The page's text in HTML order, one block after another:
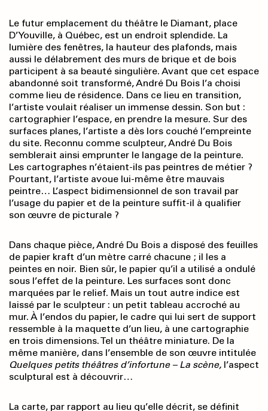
Le futur emplacement du théâtre le Diamant, place
D’Youville, à Québec, est un endroit splendide. La
lumière des fenêtres, la hauteur des plafonds, mais
aussi le délabrement des murs de brique et de bois
participent à sa beauté singulière. Avant que cet espace
abandonné soit transformé, André Du Bois l’a choisi
comme lieu de résidence. Dans ce lieu en transition,
l’artiste voulait réaliser un immense dessin. Son but :
cartographier l’espace, en prendre la mesure. Sur des
surfaces planes, l’artiste a dès lors couché l’empreinte
du site. Reconnu comme sculpteur, André Du Bois
semblerait ainsi emprunter le langage de la peinture.
Les cartographes n’étaient-ils pas peintres de métier ?
Pourtant, l’artiste avoue lui-même être mauvais
peintre… L’aspect bidimensionnel de son travail par
l’usage du papier et de la peinture suffit-il à qualifier
son œuvre de picturale ?
Dans chaque pièce, André Du Bois a disposé des feuilles
de papier kraft d’un mètre carré chacune ; il les a
peintes en noir. Bien sûr, le papier qu’il a utilisé a ondulé
sous l’effet de la peinture. Les surfaces sont donc
marquées par le relief. Mais un tout autre indice est
laissé par le sculpteur : un petit tableau accroché au
mur. À l’endos du papier, le cadre qui lui sert de support
ressemble à la maquette d’un lieu, à une cartographie
en trois dimensions. Tel un théâtre miniature. De la
même manière, dans l’ensemble de son œuvre intitulée
Quelques petits théâtres d’infortune – La scène, l’aspect
sculptural est à découvrir…
La carte, par rapport au lieu qu’elle décrit, se définit